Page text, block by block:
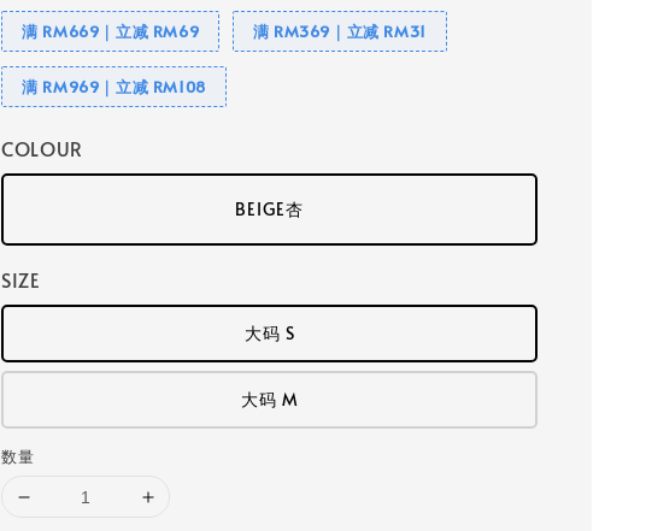
满 RM669｜立减 RM69 满 RM369｜立减 RM31
满 RM969｜立减 RM108
COLOUR
BEIGE杏
SIZE
大码 S
大码 M
数量